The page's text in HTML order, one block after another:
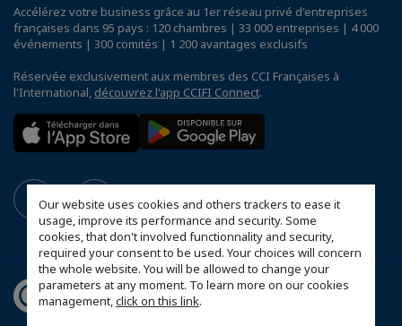
Our website uses cookies and others trackers to ease it
usage, improve its performance and security. Some
cookies, that don't involved functionnality and security,
required your consent to be used. Your choices will concern
the whole website. You will be allowed to change your
parameters at any moment. To learn more on our cookies
management,click on this link.
Accélérez votre business grâce au 1er réseau privé d'entreprises
françaises dans 95 pays : 120 chambres | 33 000 entreprises | 4 000
événements | 300 comités | 1 200 avantages exclusifs
Réservée exclusivement aux membres des CCI Françaises à
l'International, découvrez l'app CCIFI Connect.